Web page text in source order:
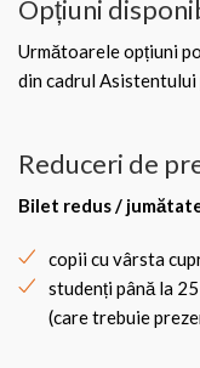
Opțiuni
Următoarele opțiuni
din cadrul
Reduceri de
Bilet redus /
copii cu vârsta
studenți până la
(care trebuie